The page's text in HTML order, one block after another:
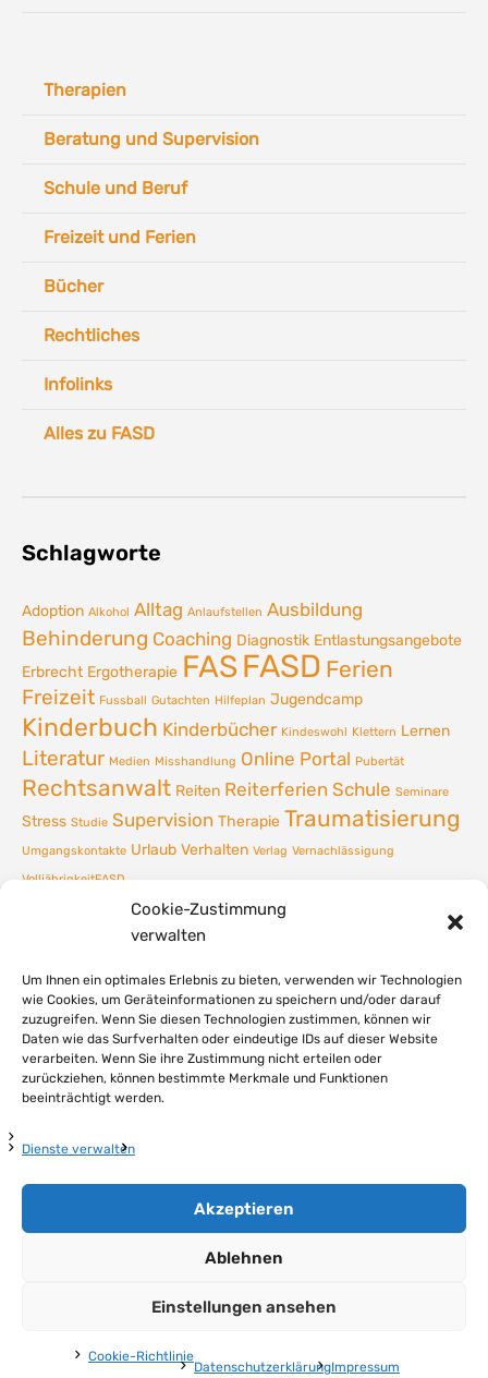
Cookie-Zustimmung
verwalten
Um Ihnen ein optimales Erlebnis zu bieten, verwenden wir Technologien
wie Cookies, um Geräteinformationen zu speichern und/oder darauf
zuzugreifen. Wenn Sie diesen Technologien zustimmen, können wir
Daten wie das Surfverhalten oder eindeutige IDs auf dieser Website
verarbeiten. Wenn Sie ihre Zustimmung nicht erteilen oder
zurückziehen, können bestimmte Merkmale und Funktionen
beeinträchtigt werden.
Dienste verwalten
Akzeptieren
Ablehnen
Einstellungen ansehen
Cookie-Richtlinie
DatenschutzerklärungImpressum
Therapien
Beratung und Supervision
Schule und Beruf
Freizeit und Ferien
Bücher
Rechtliches
Infolinks
Alles zu FASD
Schlagworte
Adoption Alkohol Alltag Anlaufstellen Ausbildung
Behinderung Coaching Diagnostik Entlastungsangebote
Erbrecht Ergotherapie FASFASD Ferien
Freizeit Fussball Gutachten Hilfeplan Jugendcamp
Kinderbuch Kinderbücher Kindeswohl Klettern Lernen
Literatur Medien Misshandlung Online Portal Pubertät
Rechtsanwalt Reiten Reiterferien Schule Seminare
Stress Studie Supervision Therapie Traumatisierung
Umgangskontakte Urlaub Verhalten Verlag Vernachlässigung
VolljährigkeitFASD
Datenschutzerklärung